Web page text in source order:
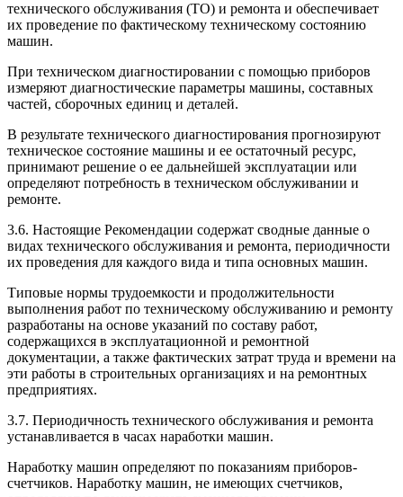
технического обслуживания (ТО) и ремонта и обеспечивает
их проведение по фактическому техническому состоянию
машин.
При техническом диагностировании с помощью приборов
измеряют диагностические параметры машины, составных
частей, сборочных единиц и деталей.
В результате технического диагностирования прогнозируют
техническое состояние машины и ее остаточный ресурс,
принимают решение о ее дальнейшей эксплуатации или
определяют потребность в техническом обслуживании и
ремонте.
3.6. Настоящие Рекомендации содержат сводные данные о
видах технического обслуживания и ремонта, периодичности
их проведения для каждого вида и типа основных машин.
Типовые нормы трудоемкости и продолжительности
выполнения работ по техническому обслуживанию и ремонту
разработаны на основе указаний по составу работ,
содержащихся в эксплуатационной и ремонтной
документации, а также фактических затрат труда и времени на
эти работы в строительных организациях и на ремонтных
предприятиях.
3.7. Периодичность технического обслуживания и ремонта
устанавливается в часах наработки машин.
Наработку машин определяют по показаниям приборов-
счетчиков. Наработку машин, не имеющих счетчиков,